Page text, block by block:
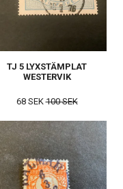
TJ 5 LYXSTÄMPLAT
WESTERVIK
68 SEK100 SEK